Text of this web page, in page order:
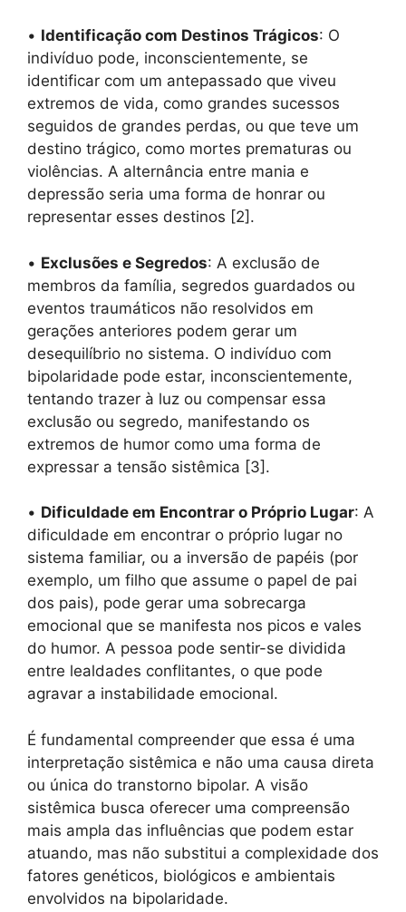
• Identificação com Destinos Trágicos: O
indivíduo pode, inconscientemente, se
identificar com um antepassado que viveu
extremos de vida, como grandes sucessos
seguidos de grandes perdas, ou que teve um
destino trágico, como mortes prematuras ou
violências. A alternância entre mania e
depressão seria uma forma de honrar ou
representar esses destinos [2].
• Exclusões e Segredos: A exclusão de
membros da família, segredos guardados ou
eventos traumáticos não resolvidos em
gerações anteriores podem gerar um
desequilíbrio no sistema. O indivíduo com
bipolaridade pode estar, inconscientemente,
tentando trazer à luz ou compensar essa
exclusão ou segredo, manifestando os
extremos de humor como uma forma de
expressar a tensão sistêmica [3].
• Dificuldade em Encontrar o Próprio Lugar: A
dificuldade em encontrar o próprio lugar no
sistema familiar, ou a inversão de papéis (por
exemplo, um filho que assume o papel de pai
dos pais), pode gerar uma sobrecarga
emocional que se manifesta nos picos e vales
do humor. A pessoa pode sentir-se dividida
entre lealdades conflitantes, o que pode
agravar a instabilidade emocional.
É fundamental compreender que essa é uma
interpretação sistêmica e não uma causa direta
ou única do transtorno bipolar. A visão
sistêmica busca oferecer uma compreensão
mais ampla das influências que podem estar
atuando, mas não substitui a complexidade dos
fatores genéticos, biológicos e ambientais
envolvidos na bipolaridade.